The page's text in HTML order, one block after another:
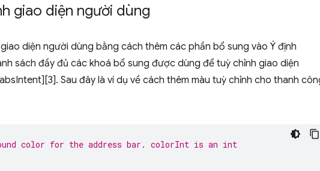
giao diện người dùng
diện người dùng bằng cách thêm các phần bổ sung vào Ý định
sách đầy đủ các khoá bổ sung được dùng để tuỳ chỉnh giao diện
Sau đây là ví dụ về cách thêm màu tuỳ chỉnh cho thanh
color for the address bar. colorInt is an int